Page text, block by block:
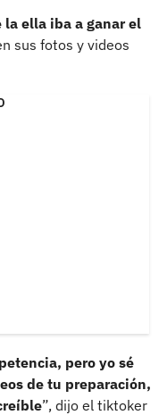
ella iba a ganar el
sus fotos y videos
pero yo sé
de tu preparación,
”, dijo el tiktoker